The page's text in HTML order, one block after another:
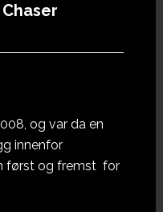
og var da en
innenfor
først og fremst for